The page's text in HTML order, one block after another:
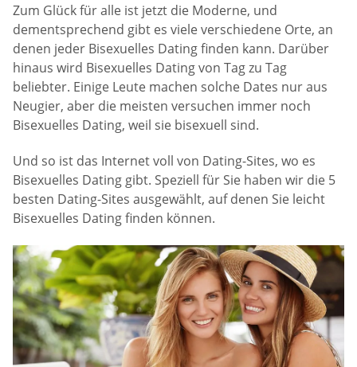
Zum Glück für alle ist jetzt die Moderne, und
dementsprechend gibt es viele verschiedene Orte, an
denen jeder Bisexuelles Dating finden kann. Darüber
hinaus wird Bisexuelles Dating von Tag zu Tag
beliebter. Einige Leute machen solche Dates nur aus
Neugier, aber die meisten versuchen immer noch
Bisexuelles Dating, weil sie bisexuell sind.
Und so ist das Internet voll von Dating-Sites, wo es
Bisexuelles Dating gibt. Speziell für Sie haben wir die 5
besten Dating-Sites ausgewählt, auf denen Sie leicht
Bisexuelles Dating finden können.